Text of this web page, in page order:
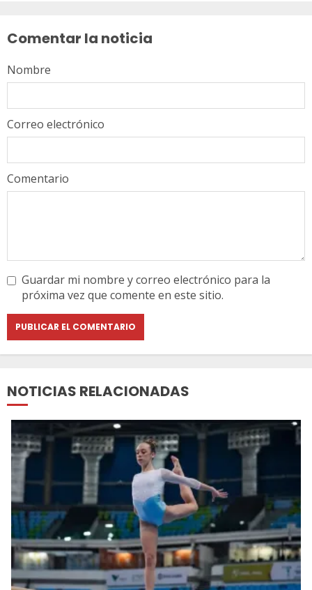
Comentar la noticia
Comentario
Nombre
Correo electrónico
Guardar mi nombre y correo electrónico para la
próxima vez que comente en este sitio.
NOTICIAS RELACIONADAS